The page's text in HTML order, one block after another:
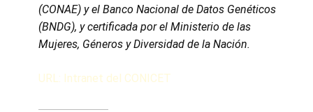
(CONAE) y el Banco Nacional de Datos Genéticos
(BNDG), y certificada por el Ministerio de las
Mujeres, Géneros y Diversidad de la Nación.
URL: Intranet del CONICET